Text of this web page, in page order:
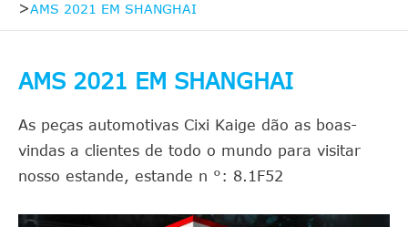
AMS 2021 EM SHANGHAI
AMS 2021 EM SHANGHAI
As peças automotivas Cixi Kaige dão as boas-
vindas a clientes de todo o mundo para visitar
nosso estande, estande n °: 8.1F52